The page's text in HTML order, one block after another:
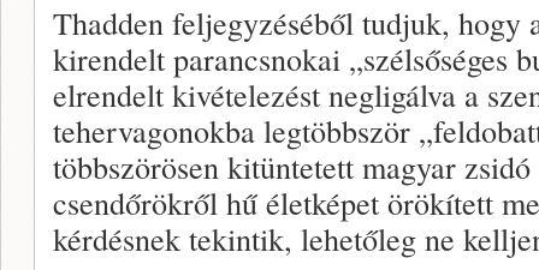
Thadden feljegyzéséből tudjuk, hogy
kirendelt parancsnokai „szélsőséges
elrendelt kivételezést negligálva a
tehervagonokba legtöbbször
többszörösen kitüntetett magyar
csendőrökről hű életképet örökített
kérdésnek tekintik, lehetőleg ne